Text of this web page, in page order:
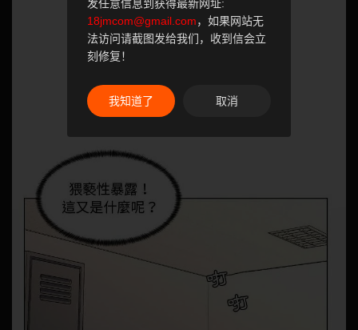
发任意信息到获得最新网址:
18jmcom@gmail.com，如果网站无
法访问请截图发给我们，收到信会立
刻修复！
我知道了 取消